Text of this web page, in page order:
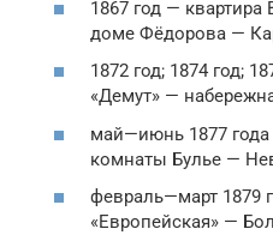
1867 год —
доме Фёдорова —
1872 год; 1874 год;
«Демут» —
май—июнь 1877
комнаты Булье —
февраль—март 1879
«Европейская» —